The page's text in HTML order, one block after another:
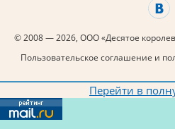
© 2008 — 2026, ООО «Десятое
Пользовательское соглашение и
Перейти в